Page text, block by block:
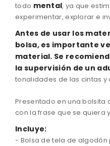
todo mental, ya que
experimentar, explorar e
Antes de usar los
bolsa, es importante
material. Se
la supervisión de un
tonalidades de las cintas y
Presentado en una bolsita
con la frase que se quiera
Incluye:
- Bolsa de tela de algodón